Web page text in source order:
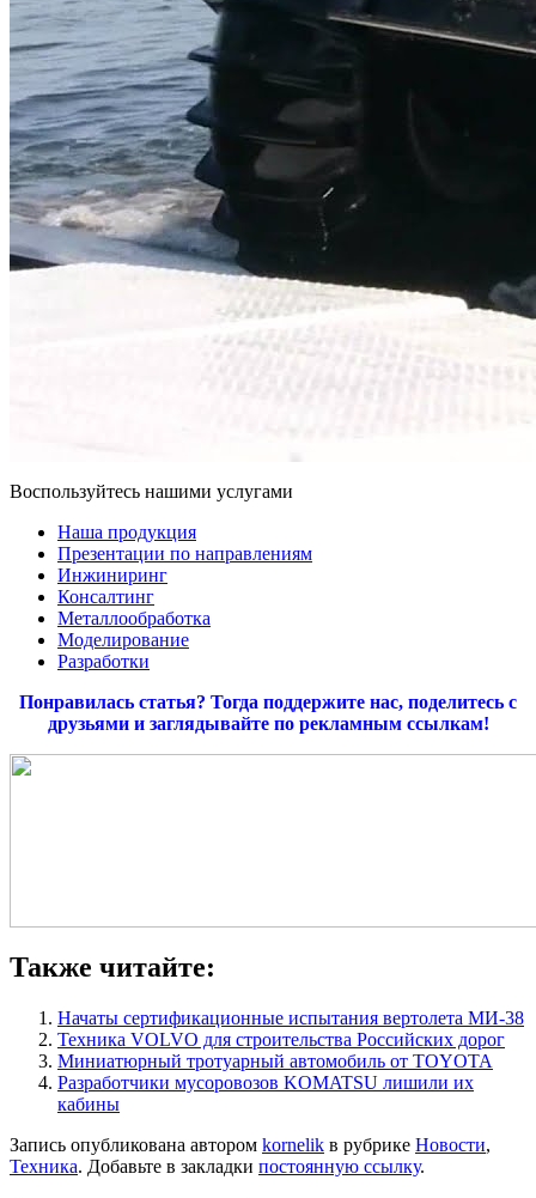
Воспользуйтесь нашими услугами
Наша продукция
Презентации по направлениям
Инжиниринг
Консалтинг
Металлообработка
Моделирование
Разработки
Понравилась статья? Тогда поддержите нас, поделитесь с
друзьями и заглядывайте по рекламным ссылкам!
Также читайте:
Начаты сертификационные испытания вертолета МИ-38
Техника VOLVO для строительства Российских дорог
Миниатюрный тротуарный автомобиль от TOYOTA
Разработчики мусоровозов KOMATSU лишили их
кабины
Запись опубликована автором kornelik в рубрике Новости,
Техника. Добавьте в закладки постоянную ссылку.